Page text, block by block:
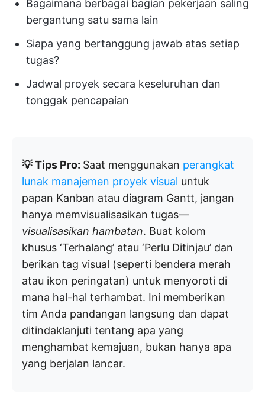
Bagaimana berbagai bagian pekerjaan saling
bergantung satu sama lain
Siapa yang bertanggung jawab atas setiap
tugas?
Jadwal proyek secara keseluruhan dan
tonggak pencapaian
💡 Tips Pro: Saat menggunakan perangkat
lunak manajemen proyek visual untuk
papan Kanban atau diagram Gantt, jangan
hanya memvisualisasikan tugas—
visualisasikan hambatan. Buat kolom
khusus ‘Terhalang’ atau ‘Perlu Ditinjau’ dan
berikan tag visual (seperti bendera merah
atau ikon peringatan) untuk menyoroti di
mana hal-hal terhambat. Ini memberikan
tim Anda pandangan langsung dan dapat
ditindaklanjuti tentang apa yang
menghambat kemajuan, bukan hanya apa
yang berjalan lancar.